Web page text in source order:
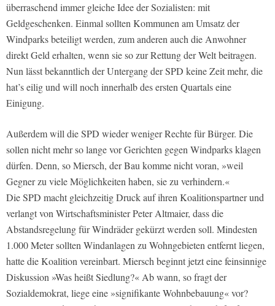
überraschend immer gleiche Idee der Sozialisten: mit
Geldgeschenken. Einmal sollten Kommunen am Umsatz der
Windparks beteiligt werden, zum anderen auch die Anwohner
direkt Geld erhalten, wenn sie so zur Rettung der Welt beitragen.
Nun lässt bekanntlich der Untergang der SPD keine Zeit mehr, die
hat’s eilig und will noch innerhalb des ersten Quartals eine
Einigung.
Außerdem will die SPD wieder weniger Rechte für Bürger. Die
sollen nicht mehr so lange vor Gerichten gegen Windparks klagen
dürfen. Denn, so Miersch, der Bau komme nicht voran, »weil
Gegner zu viele Möglichkeiten haben, sie zu verhindern.«
Die SPD macht gleichzeitig Druck auf ihren Koalitionspartner und
verlangt von Wirtschaftsminister Peter Altmaier, dass die
Abstandsregelung für Windräder gekürzt werden soll. Mindesten
1.000 Meter sollten Windanlagen zu Wohngebieten entfernt liegen,
hatte die Koalition vereinbart. Miersch beginnt jetzt eine feinsinnige
Diskussion »Was heißt Siedlung?« Ab wann, so fragt der
Sozialdemokrat, liege eine »signifikante Wohnbebauung« vor?